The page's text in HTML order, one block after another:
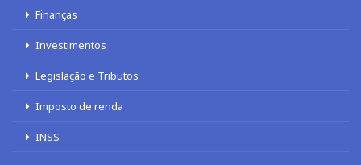
Finanças
Investimentos
Legislação e Tributos
Imposto de renda
INSS